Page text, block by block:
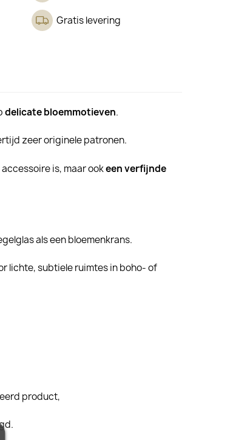
Gratis levering
delicate bloemmotieven.
zeer originele patronen.
is, maar ookeen verfijnde
als een bloemenkrans.
lichte, subtiele ruimtes in boho- of
product,